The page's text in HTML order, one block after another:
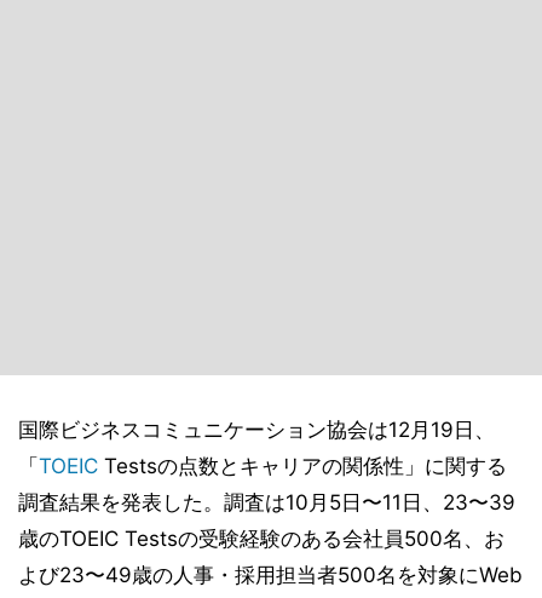
国際ビジネスコミュニケーション協会は12月19日、
「 TOEIC Testsの点数とキャリアの関係性」に関する
調査結果を発表した。調査は10月5日〜11日、23〜39
歳のTOEIC Testsの受験経験のある会社員500名、お
よび23〜49歳の人事・採用担当者500名を対象にWeb